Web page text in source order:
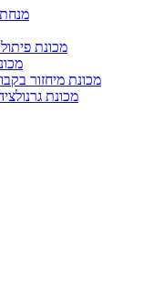
מכונת
מכונת מיחזור
מכונת